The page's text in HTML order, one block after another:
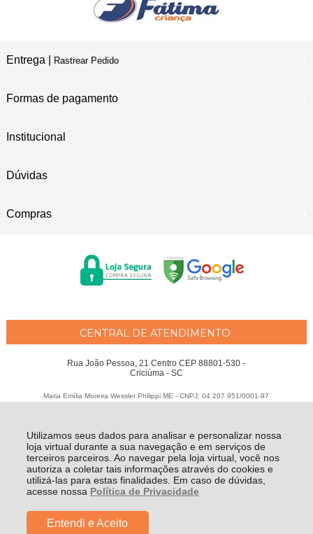
Utilizamos seus dados para analisar e personalizar nossa
loja virtual durante a sua navegação e em serviços de
terceiros parceiros. Ao navegar pela loja virtual, você nos
autoriza a coletar tais informações através do cookies e
utilizá-las para estas finalidades. Em caso de dúvidas,
acesse nossa Política de Privacidade
Entendi e Aceito
Entrega | Rastrear Pedido
Formas de pagamento
Institucional
Dúvidas
Compras
CENTRAL DE ATENDIMENTO
Rua João Pessoa, 21 Centro CEP 88801-530 -
Criciúma - SC
Maria Emília Moreira Wessler Philippi ME - CNPJ: 04.207.951/0001-97